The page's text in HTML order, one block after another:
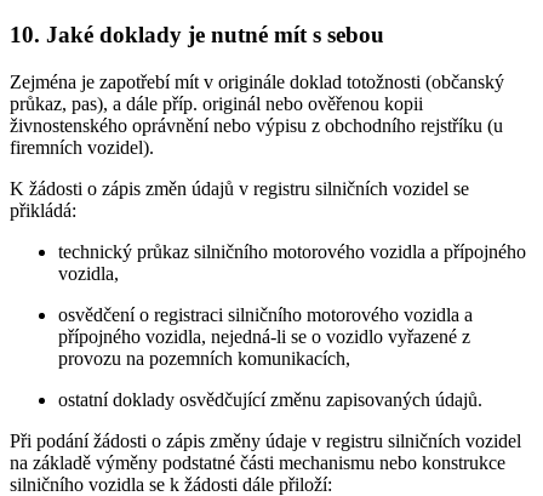
10. Jaké doklady je nutné mít s sebou
Zejména je zapotřebí mít v originále doklad totožnosti (občanský
průkaz, pas), a dále příp. originál nebo ověřenou kopii
živnostenského oprávnění nebo výpisu z obchodního rejstříku (u
firemních vozidel).
K žádosti o zápis změn údajů v registru silničních vozidel se
přikládá:
technický průkaz silničního motorového vozidla a přípojného
vozidla,
osvědčení o registraci silničního motorového vozidla a
přípojného vozidla, nejedná-li se o vozidlo vyřazené z
provozu na pozemních komunikacích,
ostatní doklady osvědčující změnu zapisovaných údajů.
Při podání žádosti o zápis změny údaje v registru silničních vozidel
na základě výměny podstatné části mechanismu nebo konstrukce
silničního vozidla se k žádosti dále přiloží: